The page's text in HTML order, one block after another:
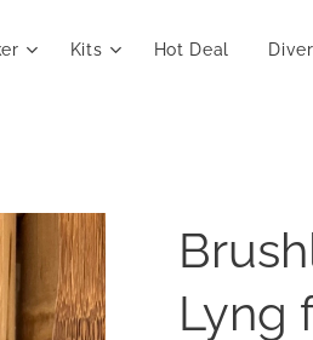
Kits Hot Deal
Lyng